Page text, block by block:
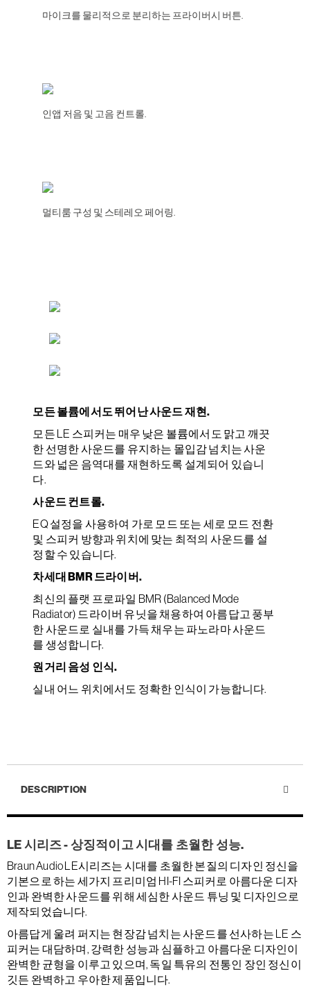
마이크를 물리적으로 분리하는 프라이버시 버튼.
인앱 저음 및 고음 컨트롤.
멀티룸 구성 및 스테레오 페어링.
모든 볼륨에서도 뛰어난 사운드 재현.
모든 LE 스피커는 매우 낮은 볼륨에서도 맑고 깨끗
한 선명한 사운드를 유지하는 몰입감 넘치는 사운
드와 넓은 음역대를 재현하도록 설계되어 있습니
다.
사운드 컨트롤.
EQ 설정을 사용하여 가로 모드 또는 세로 모드 전환
및 스피커 방향과 위치에 맞는 최적의 사운드를 설
정할 수 있습니다.
차세대 BMR 드라이버.
최신의 플랫 프로파일 BMR (Balanced Mode
Radiator) 드라이버 유닛을 채용하여 아름답고 풍부
한 사운드로 실내를 가득 채우는 파노라마 사운드
를 생성합니다.
원거리 음성 인식.
실내 어느 위치에서도 정확한 인식이 가능합니다.
DESCRIPTION
LE 시리즈 - 상징적이고 시대를 초월한 성능.
Braun Audio LE시리즈는 시대를 초월한 본질의 디자인 정신을
기본으로 하는 세가지 프리미엄 HI-FI 스피커로 아름다운 디자
인과 완벽한 사운드를 위해 세심한 사운드 튜닝 및 디자인으로
제작되었습니다.
아름답게 울려 퍼지는 현장감 넘치는 사운드를 선사하는 LE 스
피커는 대담하며, 강력한 성능과 심플하고 아름다운 디자인이
완벽한 균형을 이루고 있으며, 독일 특유의 전통인 장인 정신이
깃든 완벽하고 우아한 제품입니다.